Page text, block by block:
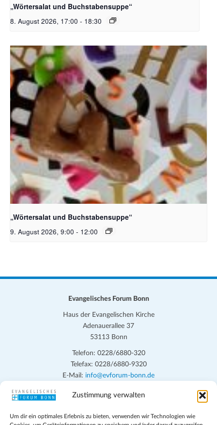
Zustimmung verwalten
Um dir ein optimales Erlebnis zu bieten, verwenden wir Technologien wie
„Wörtersalat und Buchstabensuppe“
8. August 2026, 17:00 - 18:30
Bildquelle_ Pixabay Free_Christoph Meinersmann
„Wörtersalat und Buchstabensuppe“
9. August 2026, 9:00 - 12:00
Evangelisches Forum Bonn
Haus der Evangelischen Kirche
Adenauerallee 37
53113 Bonn
Telefon: 0228/6880-320
Telefax: 0228/6880-9320
E-Mail: info@evforum-bonn.de
Das Evangelische Forum Bonn will in seinen zentralen
persönlichen, beruflichen, kirchlichen und öffentlichen Lebens